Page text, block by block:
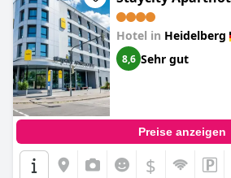
Hotel in Heidelberg
8,6 Sehr gut
Preise anzeigen
$